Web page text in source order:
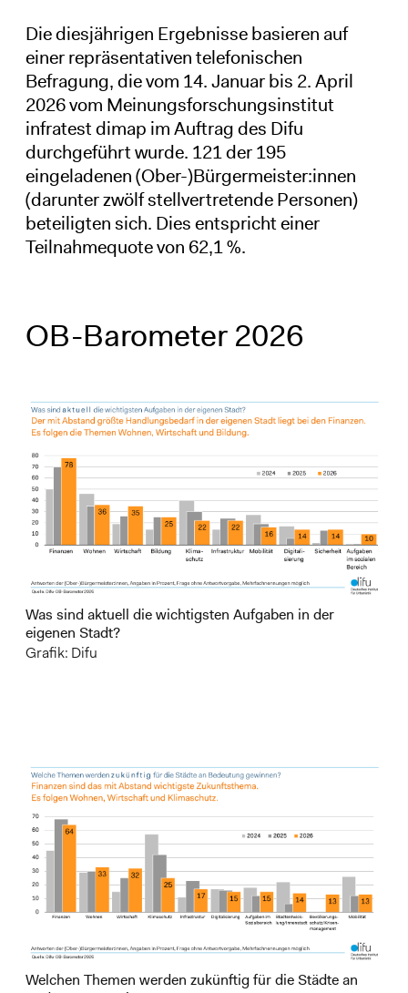
Die diesjährigen Ergebnisse basieren auf
einer repräsentativen telefonischen
Befragung, die vom 14. Januar bis 2. April
2026 vom Meinungsforschungsinstitut
infratest dimap im Auftrag des Difu
durchgeführt wurde. 121 der 195
eingeladenen (Ober-)Bürgermeister:innen
(darunter zwölf stellvertretende Personen)
beteiligten sich. Dies entspricht einer
Teilnahmequote von 62,1 %.
OB-Barometer 2026
Was sind aktuell die wichtigsten Aufgaben in der
eigenen Stadt?
Grafik: Difu
Welchen Themen werden zukünftig für die Städte an